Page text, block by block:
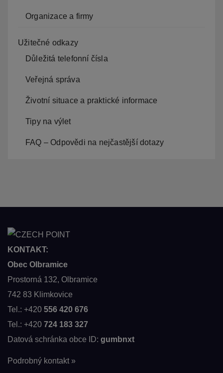
Organizace a firmy
Užitečné odkazy
Důležitá telefonní čísla
Veřejná správa
Životní situace a praktické informace
Tipy na výlet
FAQ – Odpovědi na nejčastější dotazy
KONTAKT:
Obec Olbramice
Prostorná 132, Olbramice
742 83 Klimkovice
Tel.: +420 556 420 676
Tel.: +420 724 183 327
Datová schránka obce ID: gumbnxt
Podrobný kontakt »